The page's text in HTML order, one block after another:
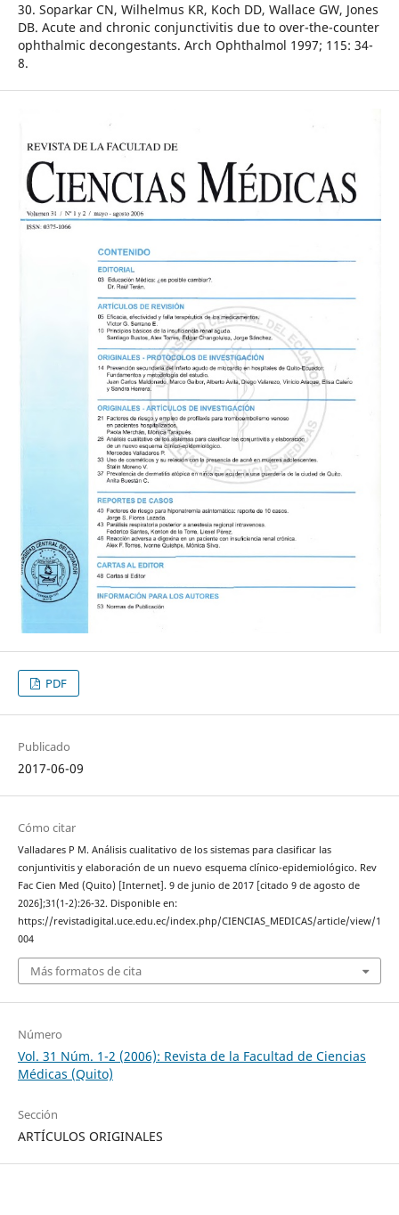
30. Soparkar CN, Wilhelmus KR, Koch DD, Wallace GW, Jones
DB. Acute and chronic conjunctivitis due to over-the-counter
ophthalmic decongestants. Arch Ophthalmol 1997; 115: 34-
8.
PDF
Publicado
2017-06-09
Cómo citar
Valladares P M. Análisis cualitativo de los sistemas para clasificar las
conjuntivitis y elaboración de un nuevo esquema clínico-epidemiológico. Rev
Fac Cien Med (Quito) [Internet]. 9 de junio de 2017 [citado 9 de agosto de
2026];31(1-2):26-32. Disponible en:
https://revistadigital.uce.edu.ec/index.php/CIENCIAS_MEDICAS/article/view/1
004
Más formatos de cita
Número
Vol. 31 Núm. 1-2 (2006): Revista de la Facultad de Ciencias
Médicas (Quito)
Sección
ARTÍCULOS ORIGINALES